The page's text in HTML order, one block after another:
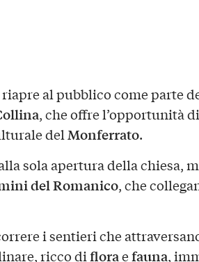
al pubblico come parte
, che offre l’opportunità
delMonferrato.
sola apertura della chiesa,
del Romanico, che
i sentieri che
ricco difloraefauna,